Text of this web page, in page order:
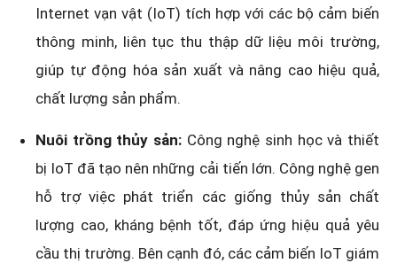
Internet vạn vật (IoT) tích hợp với các bộ cảm biến
thông minh, liên tục thu thập dữ liệu môi trường,
giúp tự động hóa sản xuất và nâng cao hiệu quả,
chất lượng sản phẩm.
Nuôi trồng thủy sản: Công nghệ sinh học và thiết
bị IoT đã tạo nên những cải tiến lớn. Công nghệ gen
hỗ trợ việc phát triển các giống thủy sản chất
lượng cao, kháng bệnh tốt, đáp ứng hiệu quả yêu
cầu thị trường. Bên cạnh đó, các cảm biến IoT giám